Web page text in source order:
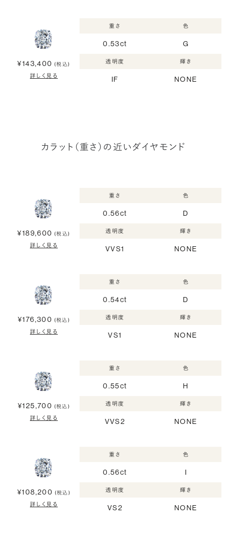
¥143,400 (税込)
詳しく見る
重さ
0.53ct
色
G
透明度
IF
輝き
NONE
カラット（重さ）の近いダイヤモンド
¥189,600 (税込)
詳しく見る
重さ
0.56ct
色
D
透明度
VVS1
輝き
NONE
¥176,300 (税込)
詳しく見る
重さ
0.54ct
色
D
透明度
VS1
輝き
NONE
¥125,700 (税込)
詳しく見る
重さ
0.55ct
色
H
透明度
VVS2
輝き
NONE
¥108,200 (税込)
詳しく見る
重さ
0.56ct
色
I
透明度
VS2
輝き
NONE